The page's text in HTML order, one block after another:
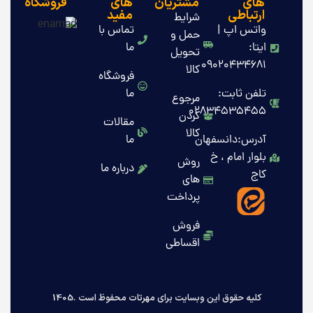
ارتباطی
واتس اپ |
ایتا:
09020434681
تلفن ثابت:
02834535455
آدرس:دانسفهان
بلوار امام ، خ
کاج
شرایط
حمل و
تحویل
کالا
مرجوع
کردن
کالا
روش
های
پرداخت
فروش
اقساطی
مفید
تماس با
ما
فروشگاه
ما
مقالات
ما
درباره ما
کلیه حقوق این وبسایت برای مهرتات محفوظ است .1405